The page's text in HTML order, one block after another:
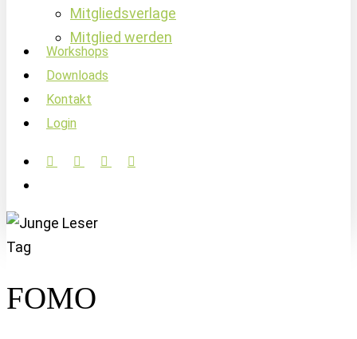
Mitgliedsverlage
Mitglied werden
Workshops
Downloads
Kontakt
Login
facebooklinkedininstagramsoundcloud
Tag
FOMO